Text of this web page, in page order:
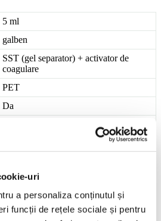
uri
a personaliza conținutul și
funcții de rețele sociale și pentru
5 ml
galben
SST (gel separator) + activator de
coagulare
PET
Da
Euromed
SC Alpha Ned 2000 Exim SRL